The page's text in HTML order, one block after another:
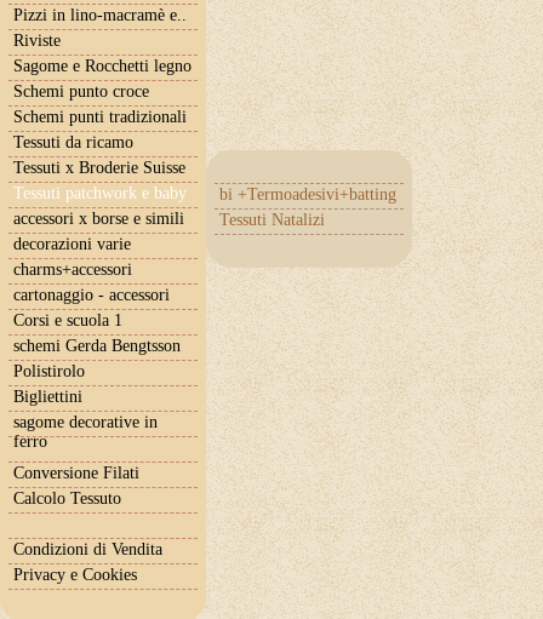
Pizzi in lino-macramè e..
Riviste
Sagome e Rocchetti legno
Schemi punto croce
Schemi punti tradizionali
Tessuti da ricamo
Tessuti x Broderie Suisse
Tessuti patchwork e baby
bi +Termoadesivi+batting
Tessuti Natalizi
accessori x borse e simili
decorazioni varie
charms+accessori
cartonaggio - accessori
Corsi e scuola 1
schemi Gerda Bengtsson
Polistirolo
Bigliettini
sagome decorative in
ferro
Conversione Filati
Calcolo Tessuto
Condizioni di Vendita
Privacy e Cookies